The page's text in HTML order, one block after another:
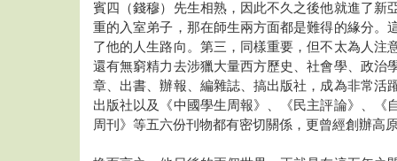
賓四（錢穆）先生相熟，因此不久之後他就進了新
重的入室弟子，那在師生兩方面都是難得的緣分。
了他的人生路向。第三，同樣重要，但不太為人注
還有無窮精力去涉獵大量西方歷史、社會學、政治
章、出書、辦報、編雜誌、搞出版社，成為非常活
出版社以及《中國學生周報》、《民主評論》、《
周刊》等五六份刊物都有密切關係，更曾經創辦高